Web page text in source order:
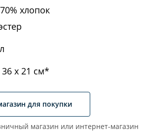
хлопок
х 21 см*
для покупки
магазин или интернет-магазин